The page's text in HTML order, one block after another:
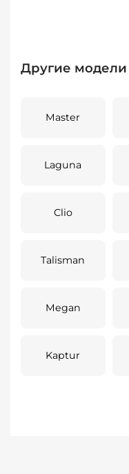
Другие модели
Master
Laguna
Clio
Talisman
Megan
Kaptur